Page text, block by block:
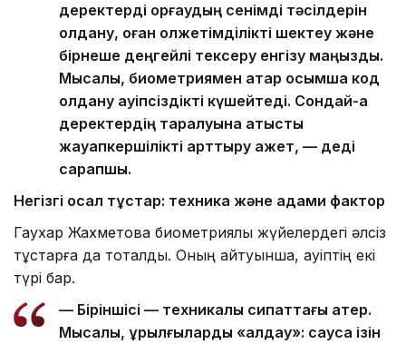
деректерді қорғаудың сенімді тәсілдерін
қолдану, оған қолжетімділікті шектеу және
бірнеше деңгейлі тексеру енгізу маңызды.
Мысалы, биометриямен қатар қосымша код
қолдану қауіпсіздікті күшейтеді. Сондай-ақ
деректердің таралуына қатысты
жауапкершілікті арттыру қажет, — деді
сарапшы.
Негізгі осал тұстар: техника және адами фактор
Гаухар Жахметова биометриялық жүйелердегі әлсіз
тұстарға да тоқталды. Оның айтуынша, қауіптің екі
түрі бар.
— Біріншісі — техникалық сипаттағы қатер.
Мысалы, құрылғыларды «алдау»: саусақ ізін